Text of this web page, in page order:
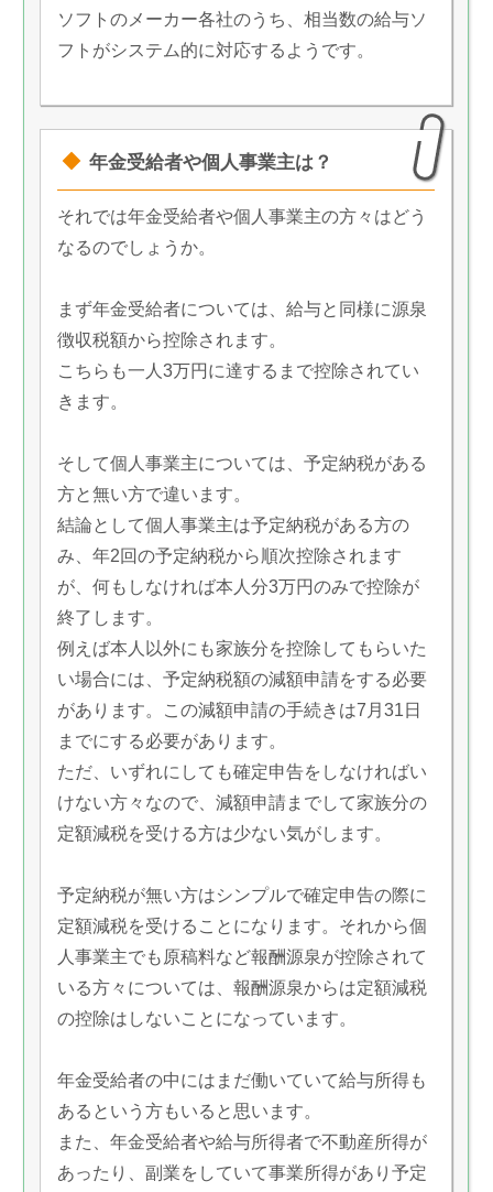
ソフトのメーカー各社のうち、相当数の給与ソ
フトがシステム的に対応するようです。
年金受給者や個人事業主は？
それでは年金受給者や個人事業主の方々はどう
なるのでしょうか。
まず年金受給者については、給与と同様に源泉
徴収税額から控除されます。
こちらも一人3万円に達するまで控除されてい
きます。
そして個人事業主については、予定納税がある
方と無い方で違います。
結論として個人事業主は予定納税がある方の
み、年2回の予定納税から順次控除されます
が、何もしなければ本人分3万円のみで控除が
終了します。
例えば本人以外にも家族分を控除してもらいた
い場合には、予定納税額の減額申請をする必要
があります。この減額申請の手続きは7月31日
までにする必要があります。
ただ、いずれにしても確定申告をしなければい
けない方々なので、減額申請までして家族分の
定額減税を受ける方は少ない気がします。
予定納税が無い方はシンプルで確定申告の際に
定額減税を受けることになります。それから個
人事業主でも原稿料など報酬源泉が控除されて
いる方々については、報酬源泉からは定額減税
の控除はしないことになっています。
年金受給者の中にはまだ働いていて給与所得も
あるという方もいると思います。
また、年金受給者や給与所得者で不動産所得が
あったり、副業をしていて事業所得があり予定